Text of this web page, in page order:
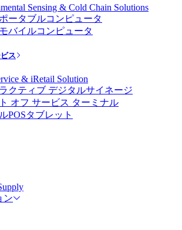
Sensing & Cold Chain Solutions
ータブルコンピュータ
バイルコンピュータ
ス
& iRetail Solution
クティブ デジタルサイネージ
オフ サービス ターミナル
POSタブレット
ン